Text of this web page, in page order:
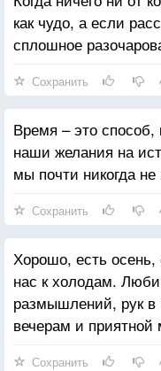
как чудо, а если
сплошное
Сохранить
Время – это способ,
наши желания на
мы почти никогда
Сохранить
Хорошо, есть осень,
нас к холодам.
размышлений, рук в
вечерам и
Сохранить